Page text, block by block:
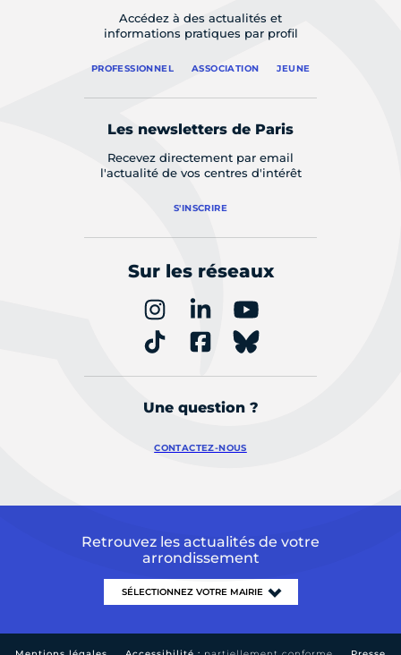
Accédez à des actualités et
informations pratiques par profil
PROFESSIONNEL ASSOCIATION JEUNE
Les newsletters de Paris
Recevez directement par email
l'actualité de vos centres d'intérêt
S'INSCRIRE
Sur les réseaux
Une question ?
CONTACTEZ-NOUS
Retrouvez les actualités de votre
arrondissement